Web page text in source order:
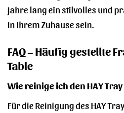
Jahre lang ein stilvolles und
in Ihrem Zuhause sein.
FAQ – Häufig gestellte
Table
Wie reinige ich den HAY
Für die Reinigung des HAY